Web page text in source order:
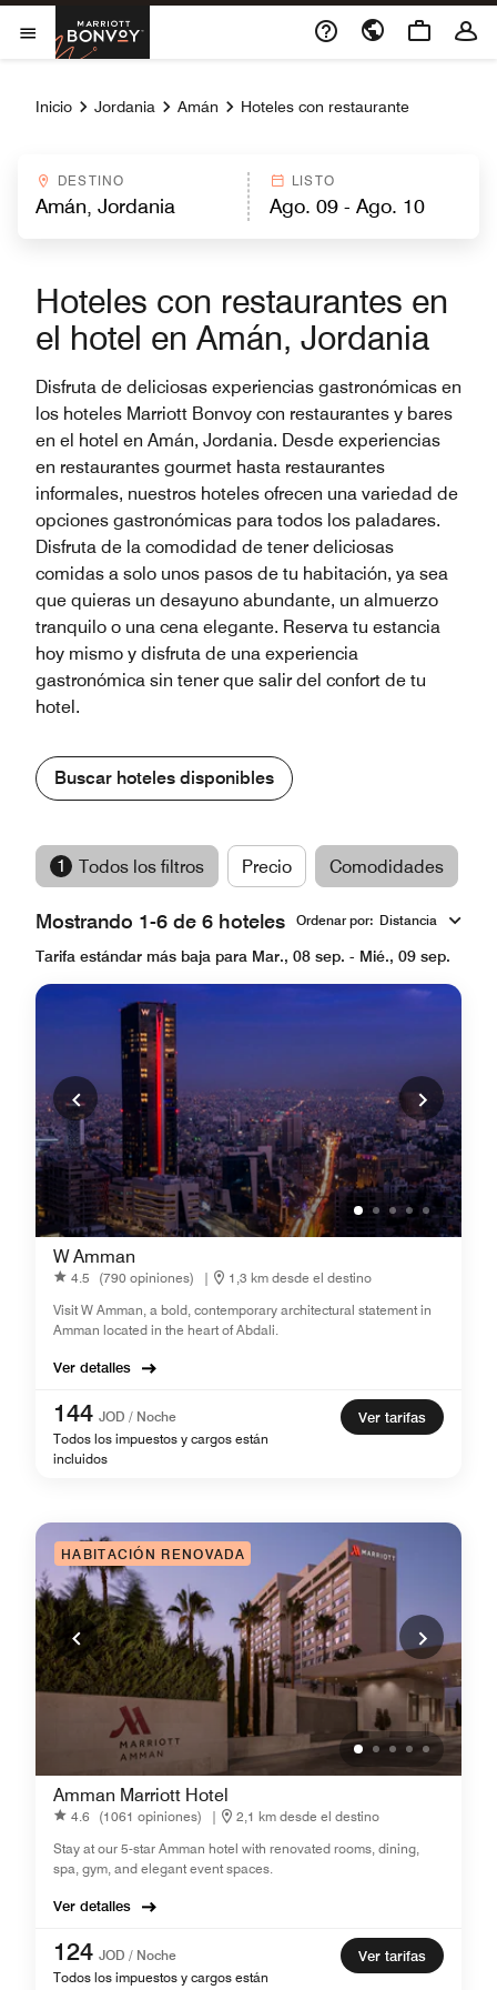
Skip to Content
Abrir el menú
Marriott Bonvoy
Inicio Jordania Amán Hoteles con restaurante
DESTINO LISTO
Hoteles con restaurantes en
el hotel en Amán, Jordania
Disfruta de deliciosas experiencias gastronómicas en
los hoteles Marriott Bonvoy con restaurantes y bares
en el hotel en Amán, Jordania. Desde experiencias
en restaurantes gourmet hasta restaurantes
informales, nuestros hoteles ofrecen una variedad de
opciones gastronómicas para todos los paladares.
Disfruta de la comodidad de tener deliciosas
comidas a solo unos pasos de tu habitación, ya sea
que quieras un desayuno abundante, un almuerzo
tranquilo o una cena elegante. Reserva tu estancia
hoy mismo y disfruta de una experiencia
gastronómica sin tener que salir del confort de tu
hotel.
Buscar hoteles disponibles
1 Todos los filtros Precio Comodidades
Mostrando 1-6 de 6 hoteles Ordenar por: Distancia
Tarifa estándar más baja para Mar., 08 sep. - Mié., 09 sep.
W Amman
4.5 (790 opiniones) |
1,3 km desde el destino
Visit W Amman, a bold, contemporary architectural statement in
Amman located in the heart of Abdali.
Ver detalles
144 JOD / Noche
Todos los impuestos y cargos están
incluidos
Ver tarifas
HABITACIÓN RENOVADA
Amman Marriott Hotel
4.6 (1061 opiniones) |
2,1 km desde el destino
Stay at our 5-star Amman hotel with renovated rooms, dining,
spa, gym, and elegant event spaces.
Ver detalles
124 JOD / Noche
Todos los impuestos y cargos están
Ver tarifas